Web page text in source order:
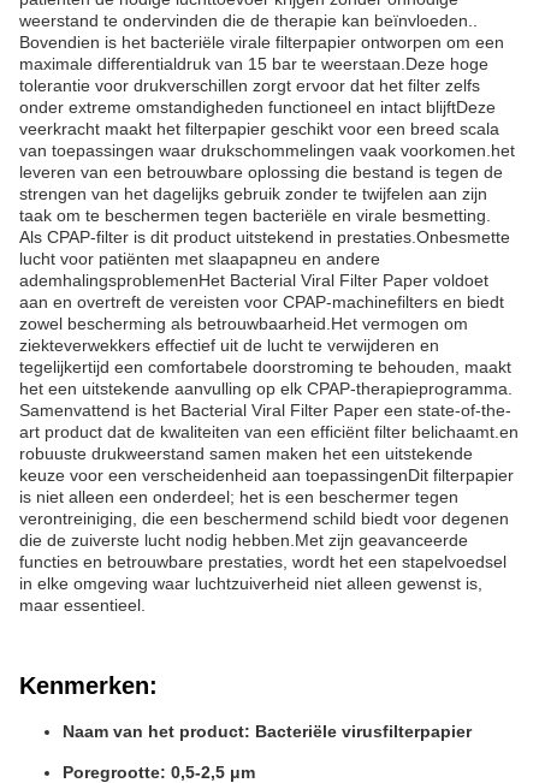
weerstand te ondervinden die de therapie kan beïnvloeden..
Bovendien is het bacteriële virale filterpapier ontworpen om een
maximale differentialdruk van 15 bar te weerstaan.Deze hoge
tolerantie voor drukverschillen zorgt ervoor dat het filter zelfs
onder extreme omstandigheden functioneel en intact blijftDeze
veerkracht maakt het filterpapier geschikt voor een breed scala
van toepassingen waar drukschommelingen vaak voorkomen.het
leveren van een betrouwbare oplossing die bestand is tegen de
strengen van het dagelijks gebruik zonder te twijfelen aan zijn
taak om te beschermen tegen bacteriële en virale besmetting.
Als CPAP-filter is dit product uitstekend in prestaties.Onbesmette
lucht voor patiënten met slaapapneu en andere
ademhalingsproblemenHet Bacterial Viral Filter Paper voldoet
aan en overtreft de vereisten voor CPAP-machinefilters en biedt
zowel bescherming als betrouwbaarheid.Het vermogen om
ziekteverwekkers effectief uit de lucht te verwijderen en
tegelijkertijd een comfortabele doorstroming te behouden, maakt
het een uitstekende aanvulling op elk CPAP-therapieprogramma.
Samenvattend is het Bacterial Viral Filter Paper een state-of-the-
art product dat de kwaliteiten van een efficiënt filter belichaamt.en
robuuste drukweerstand samen maken het een uitstekende
keuze voor een verscheidenheid aan toepassingenDit filterpapier
is niet alleen een onderdeel; het is een beschermer tegen
verontreiniging, die een beschermend schild biedt voor degenen
die de zuiverste lucht nodig hebben.Met zijn geavanceerde
functies en betrouwbare prestaties, wordt het een stapelvoedsel
in elke omgeving waar luchtzuiverheid niet alleen gewenst is,
maar essentieel.
Kenmerken:
Naam van het product: Bacteriële virusfilterpapier
Poregrootte: 0,5-2,5 μm